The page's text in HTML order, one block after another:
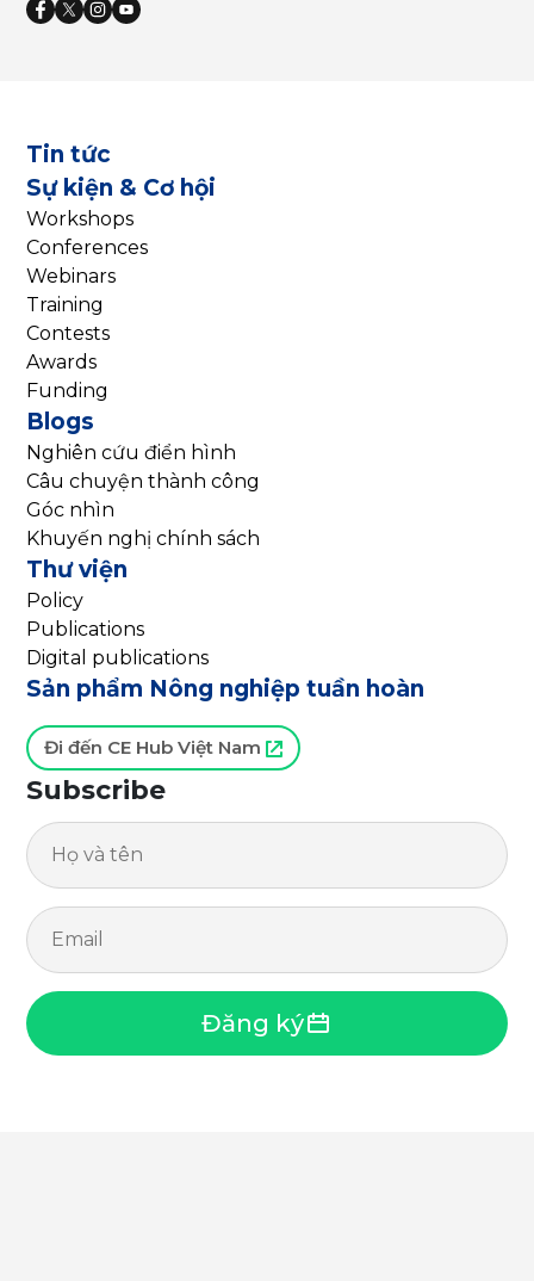
Tin tức
Sự kiện & Cơ hội
Workshops
Conferences
Webinars
Training
Contests
Awards
Funding
Blogs
Nghiên cứu điển hình
Câu chuyện thành công
Góc nhìn
Khuyến nghị chính sách
Thư viện
Policy
Publications
Digital publications
Sản phẩm Nông nghiệp tuần hoàn
Đi đến CE Hub Việt Nam
Subscribe
Đăng ký